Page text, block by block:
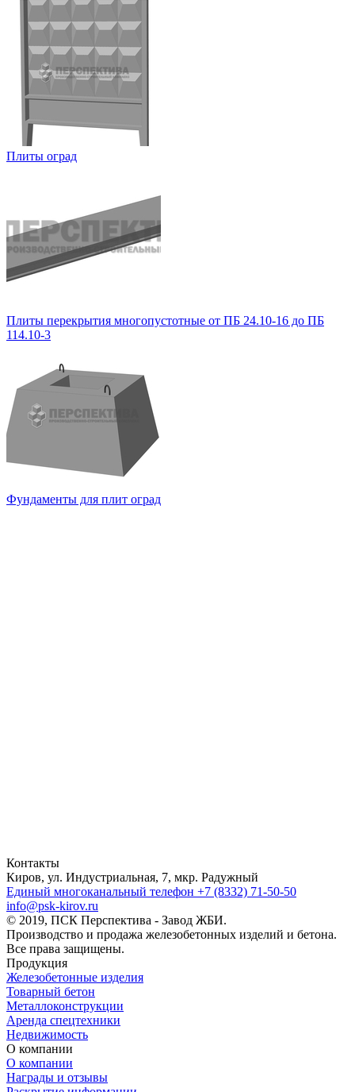
Плиты оград
Плиты перекрытия многопустотные от ПБ 24.10-16 до ПБ
114.10-3
Фундаменты для плит оград
Контакты
Киров, ул. Индустриальная, 7, мкр. Радужный
Единый многоканальный телефон +7 (8332) 71-50-50
info@psk-kirov.ru
© 2019, ПСК Перспектива - Завод ЖБИ.
Производство и продажа железобетонных изделий и бетона.
Все права защищены.
Продукция
Железобетонные изделия
Товарный бетон
Металлоконструкции
Аренда спецтехники
Недвижимость
О компании
О компании
Награды и отзывы